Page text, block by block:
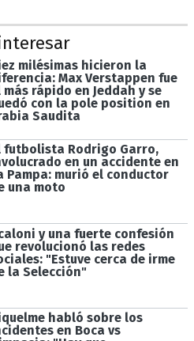
milésimas hicieron la
Max Verstappen fue
más rápido en Jeddah y se
con la pole position en
Saudita
futbolista Rodrigo Garro,
en un accidente en
Pampa: murió el conductor
una moto
y una fuerte confesión
revolucionó las redes
"Estuve cerca de irme
la Selección"
habló sobre los
en Boca vs